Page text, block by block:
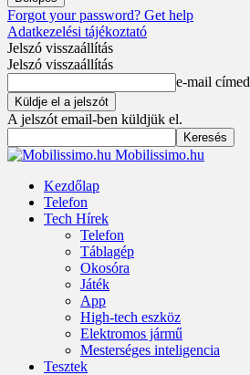
Forgot your password? Get help
Adatkezelési tájékoztató
Jelszó visszaállítás
Jelszó visszaállítás
e-mail címed
A jelszót email-ben küldjük el.
Mobilissimo.hu
Kezdőlap
Telefon
Tech Hírek
Telefon
Táblagép
Okosóra
Játék
App
High-tech eszköz
Elektromos jármű
Mesterséges inteligencia
Tesztek